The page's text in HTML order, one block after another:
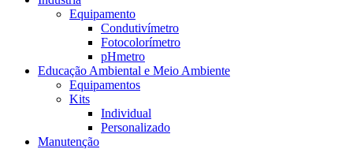
Equipamento
Condutivímetro
Fotocolorímetro
pHmetro
Educação Ambiental e Meio Ambiente
Equipamentos
Kits
Individual
Personalizado
Manutenção